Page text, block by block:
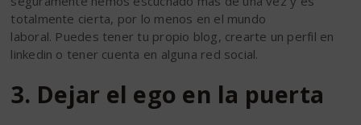
totalmente cierta, por lo menos en el mundo
laboral. Puedes tener tu propio blog, crearte un perfil en
linkedin o tener cuenta en alguna red social.
3. Dejar el ego en la puerta